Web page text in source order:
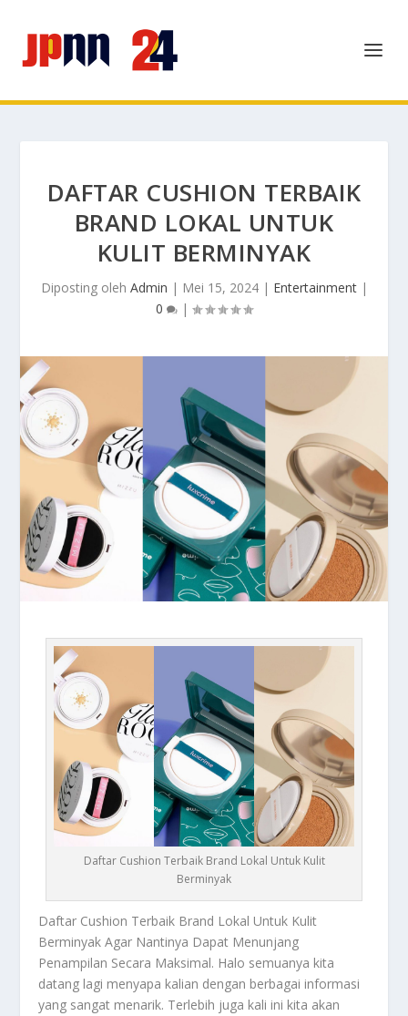
DAFTAR CUSHION TERBAIK
BRAND LOKAL UNTUK
KULIT BERMINYAK
Diposting oleh Admin | Mei 15, 2024| Entertainment|
0
|
Daftar Cushion Terbaik Brand Lokal Untuk Kulit
Berminyak
Daftar Cushion Terbaik Brand Lokal Untuk Kulit
Berminyak Agar Nantinya Dapat Menunjang
Penampilan Secara Maksimal. Halo semuanya kita
datang lagi menyapa kalian dengan berbagai informasi
yang sangat menarik. Terlebih juga kali ini kita akan